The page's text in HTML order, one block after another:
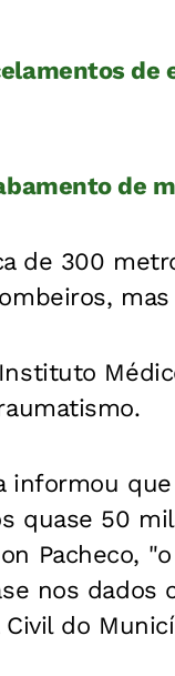
de
de
de 300
informou
quase 50
Pacheco,
nos dados
do